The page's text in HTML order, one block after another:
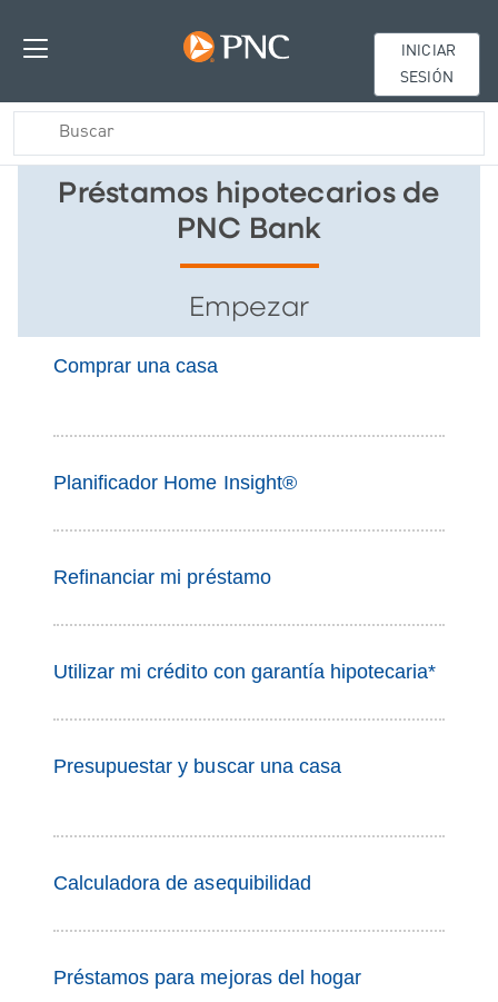
INICIAR
SESIÓN
Préstamos hipotecarios de
PNC Bank
Empezar
Comprar una casa
Planificador Home Insight®
Refinanciar mi préstamo
Utilizar mi crédito con garantía hipotecaria*
Presupuestar y buscar una casa
Calculadora de asequibilidad
Préstamos para mejoras del hogar